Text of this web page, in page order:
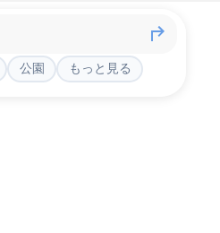
公園 もっと見る